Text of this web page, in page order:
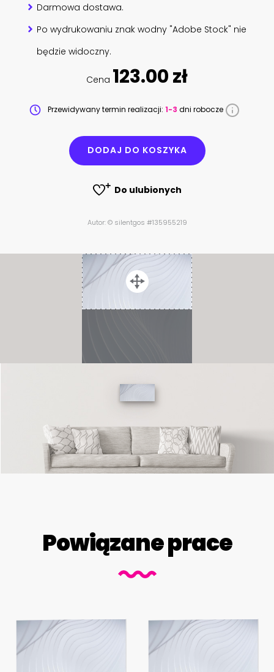
Darmowa dostawa.
Po wydrukowaniu znak wodny "Adobe Stock" nie
będzie widoczny.
Cena 123.00 zł
Przewidywany termin realizacji: 1-3 dni robocze
DODAJ DO KOSZYKA
Do ulubionych
Autor: © silentgos #135955219
Powiązane prace